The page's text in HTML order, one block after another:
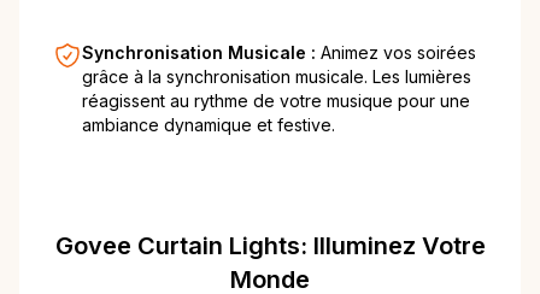
Synchronisation Musicale : Animez vos soirées
grâce à la synchronisation musicale. Les lumières
réagissent au rythme de votre musique pour une
ambiance dynamique et festive.
Govee Curtain Lights: Illuminez Votre
Monde